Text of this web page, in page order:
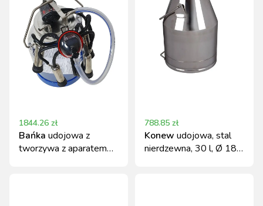
1844.26 zł
Bańka udojowa z
tworzywa z aparatem
788.85 zł
Konew udojowa, stal
nierdzewna, 30 l, Ø 180